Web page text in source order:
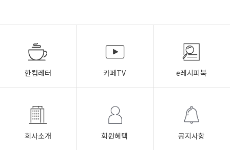
한컵레터 카페TV e레시피북
회사소개 회원혜택 공지사항